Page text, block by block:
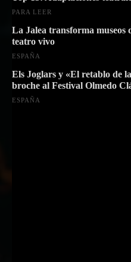
PARA LEER
La Jalea transforma museos
teatro vivo
ESPAÑA
Els Joglars y «El retablo de
broche al Festival Olmedo
ESPAÑA